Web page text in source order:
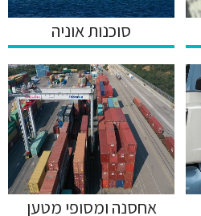
סוכנות אוניה
אחסנה ומסופי מטען